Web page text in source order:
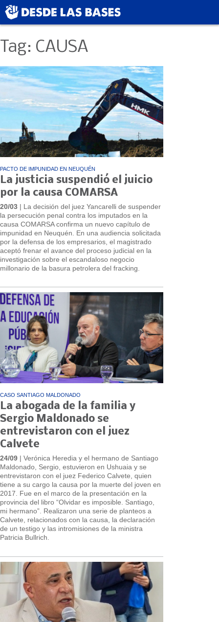
Tag: CAUSA
PACTO DE IMPUNIDAD EN NEUQUÉN
La justicia suspendió el juicio
por la causa COMARSA
20/03 | La decisión del juez Yancarelli de suspender
la persecución penal contra los imputados en la
causa COMARSA confirma un nuevo capítulo de
impunidad en Neuquén. En una audiencia solicitada
por la defensa de los empresarios, el magistrado
aceptó frenar el avance del proceso judicial en la
investigación sobre el escandaloso negocio
millonario de la basura petrolera del fracking.
CASO SANTIAGO MALDONADO
La abogada de la familia y
Sergio Maldonado se
entrevistaron con el juez
Calvete
24/09 | Verónica Heredia y el hermano de Santiago
Maldonado, Sergio, estuvieron en Ushuaia y se
entrevistaron con el juez Federico Calvete, quien
tiene a su cargo la causa por la muerte del joven en
2017. Fue en el marco de la presentación en la
provincia del libro “Olvidar es imposible. Santiago,
mi hermano”. Realizaron una serie de planteos a
Calvete, relacionados con la causa, la declaración
de un testigo y las intromisiones de la ministra
Patricia Bullrich.